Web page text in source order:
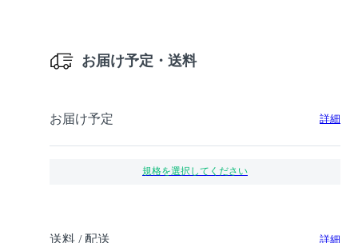
お届け予定・送料
お届け予定 詳細
規格を選択してください
送料 / 配送 詳細